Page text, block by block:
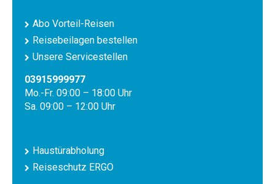
Abo Vorteil-Reisen
Reisebeilagen bestellen
Unsere Servicestellen
03915999977
Mo.-Fr. 09:00 – 18:00 Uhr
Sa. 09:00 – 12:00 Uhr
Haustürabholung
Reiseschutz ERGO